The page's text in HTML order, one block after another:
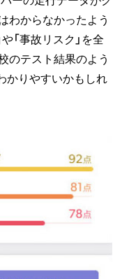
わからなかったよう
「事故リスク」を全
のテスト結果のよう
かりやすいかもしれ